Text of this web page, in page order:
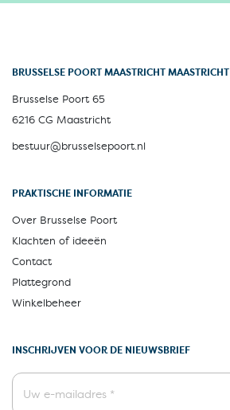
BRUSSELSE POORT MAASTRICHT MAASTRICHT
Brusselse Poort 65
6216 CG Maastricht
bestuur@brusselsepoort.nl
PRAKTISCHE INFORMATIE
Over Brusselse Poort
Klachten of ideeën
Contact
Plattegrond
Winkelbeheer
INSCHRIJVEN VOOR DE NIEUWSBRIEF